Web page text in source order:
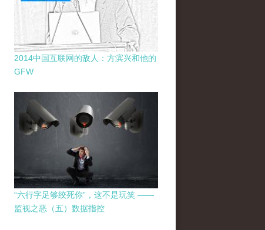
2014中国互联网的敌人：方滨兴和他的
GFW
“六行字足够绞死你”，这不是玩笑 ——
监视之恶（五）数据指控